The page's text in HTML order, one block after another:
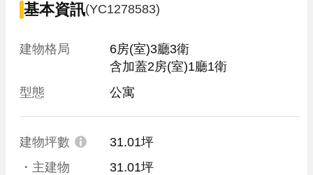
基本資訊(YC1278583)
建物格局
6房(室)3廳3衛
含加蓋2房(室)1廳1衛
型態
公寓
建物坪數
31.01坪
・主建物
31.01坪